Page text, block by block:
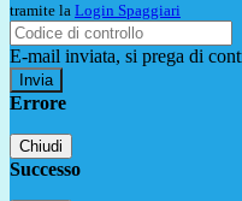
tramite la Login Spaggiari
E-mail inviata, si prega di
Errore
Chiudi
Successo